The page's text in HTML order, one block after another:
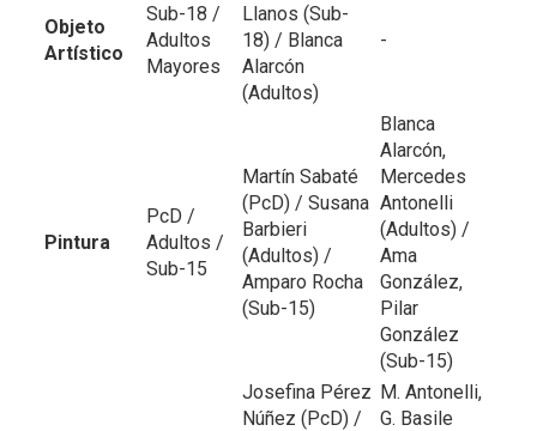
Objeto
Artístico
Sub-18 /
Adultos
Mayores
Llanos (Sub-
18) / Blanca
Alarcón
(Adultos)
-
Pintura
PcD /
Adultos /
Sub-15
Martín Sabaté
(PcD) / Susana
Barbieri
(Adultos) /
Amparo Rocha
(Sub-15)
Blanca
Alarcón,
Mercedes
Antonelli
(Adultos) /
Ama
González,
Pilar
González
(Sub-15)
Josefina Pérez
Núñez (PcD) /
M. Antonelli,
G. Basile